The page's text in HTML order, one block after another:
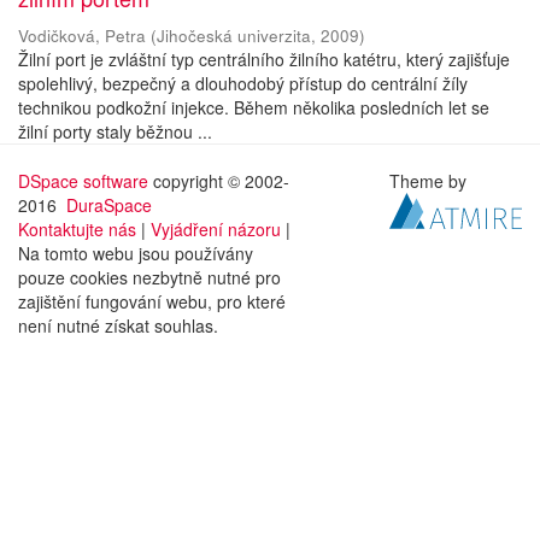
Vodičková, Petra (Jihočeská univerzita, 2009)
Žilní port je zvláštní typ centrálního žilního katétru, který zajišťuje
spolehlivý, bezpečný a dlouhodobý přístup do centrální žíly
technikou podkožní injekce. Během několika posledních let se
žilní porty staly běžnou ...
DSpace software copyright © 2002-
2016 DuraSpace
Kontaktujte nás | Vyjádření názoru |
Na tomto webu jsou používány
pouze cookies nezbytně nutné pro
zajištění fungování webu, pro které
není nutné získat souhlas.
Theme by